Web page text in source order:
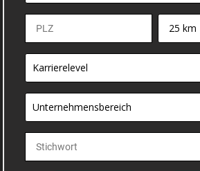
25 km
Karrierelevel
Unternehmensbereich